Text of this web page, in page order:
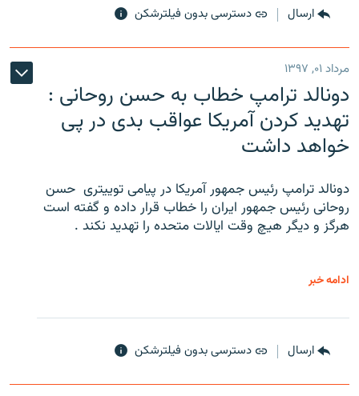
ارسال دسترسی بدون فیلترشکن
مرداد ۰۱, ۱۳۹۷
دونالد ترامپ خطاب به حسن روحانی :
تهدید کردن آمریکا عواقب بدی در پی
خواهد داشت
دونالد ترامپ رئیس جمهور آمریکا در پیامی توییتری ‌ حسن
روحانی رئیس جمهور ایران را خطاب قرار داده و گفته است
هرگز و دیگر هیچ وقت ایالات متحده را تهدید نکند .
ادامه خبر
ارسال دسترسی بدون فیلترشکن